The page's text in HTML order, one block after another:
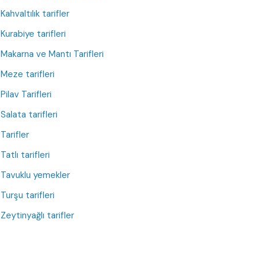
Kahvaltılık tarifler
Kurabiye tarifleri
Makarna ve Mantı Tarifleri
Meze tarifleri
Pilav Tarifleri
Salata tarifleri
Tarifler
Tatlı tarifleri
Tavuklu yemekler
Turşu tarifleri
Zeytinyağlı tarifler